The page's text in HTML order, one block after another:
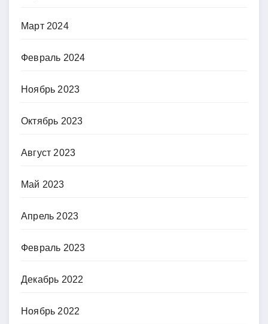
Март 2024
Февраль 2024
Ноябрь 2023
Октябрь 2023
Август 2023
Май 2023
Апрель 2023
Февраль 2023
Декабрь 2022
Ноябрь 2022